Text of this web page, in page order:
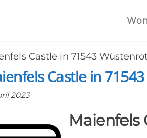
finden
Castle in 71543
Castle in
2023
Maienfels